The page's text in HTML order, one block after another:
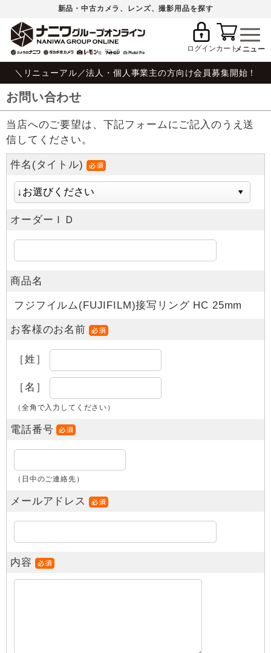
新品・中古カメラ、レンズ、撮影用品を探す
ログインカート
＼リニューアル／法人・個人事業主の方向け会員募集開始！
お問い合わせ
当店へのご要望は、下記フォームにご記入のうえ送
信してください。
件名(タイトル)
オーダーＩＤ
商品名
フジフイルム(FUJIFILM)接写リング HC 25mm
お客様のお名前
［姓］
［名］
（全角で入力してください）
電話番号
（日中のご連絡先）
メールアドレス
内容